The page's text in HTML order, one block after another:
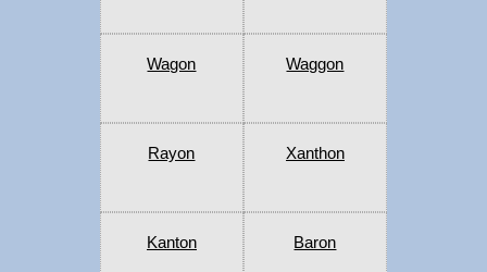
Wagon Waggon
Rayon Xanthon
Kanton Baron